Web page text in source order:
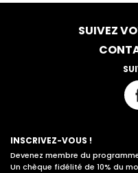
SUIVEZ
INSCRIVEZ-VOUS !
Devenez membre du
Un chèque fidélité de 10% du